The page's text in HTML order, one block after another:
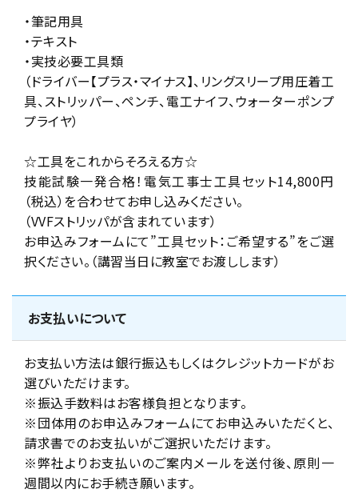
・筆記用具
・テキスト
・実技必要工具類
（ドライバー【プラス・マイナス】、リングスリープ用圧着工
具、ストリッパー、ペンチ、電工ナイフ、ウォーターポンプ
プライヤ）
☆工具をこれからそろえる方☆
技能試験一発合格！電気工事士工具セット14,800円
（税込）を合わせてお申し込みください。
（VVFストリッパが含まれています）
お申込みフォームにて”工具セット：ご希望する”をご選
択ください。（講習当日に教室でお渡しします）
お支払いについて
お支払い方法は銀行振込もしくはクレジットカードがお
選びいただけます。
※振込手数料はお客様負担となります。
※団体用のお申込みフォームにてお申込みいただくと、
請求書でのお支払いがご選択いただけます。
※弊社よりお支払いのご案内メールを送付後、原則一
週間以内にお手続き願います。